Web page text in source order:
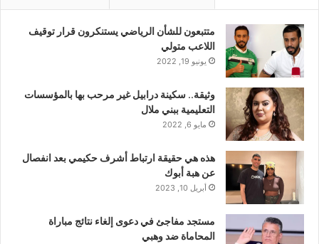
متتبعون للشأن الرياضي يستنكرون قرار توقيف
اللاعب متولي
يونيو 19, 2022
وثيقة.. سكينة درابيل غير مرحب بها بالمؤسسات
التعليمية ببني ملال
مايو 6, 2022
هذه هي حقيقة ارتباط أشرف حكيمي بعد انفصال
عن هبة أبوك
أبريل 10, 2023
مستجد مفاجئ في دعوى إلغاء نتائج مباراة
المحاماة ضد وهبي